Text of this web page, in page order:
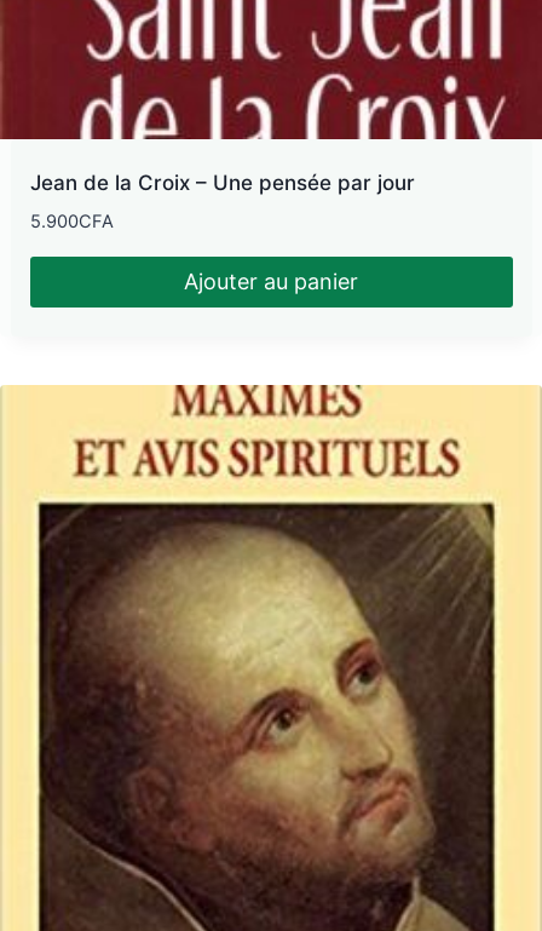
Jean de la Croix – Une pensée par jour
5.900CFA
Ajouter au panier